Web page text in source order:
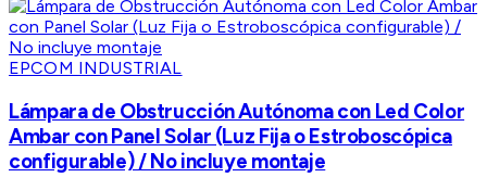
EPCOM INDUSTRIAL
Lámpara de Obstrucción Autónoma con Led Color
Ambar con Panel Solar (Luz Fija o Estroboscópica
configurable) / No incluye montaje